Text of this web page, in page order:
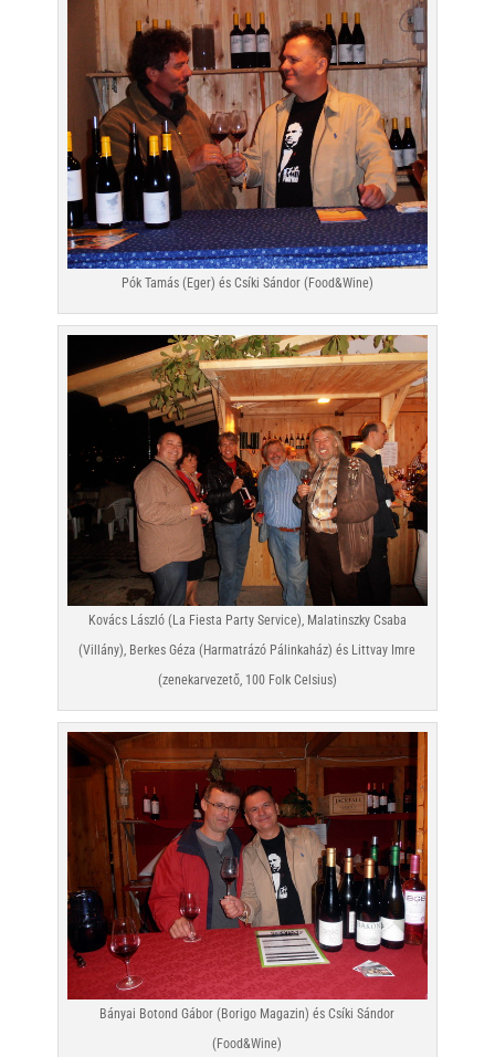
Pók Tamás (Eger) és Csíki Sándor (Food&Wine)
Kovács László (La Fiesta Party Service), Malatinszky Csaba
(Villány), Berkes Géza (Harmatrázó Pálinkaház) és Littvay Imre
(zenekarvezető, 100 Folk Celsius)
Bányai Botond Gábor (Borigo Magazin) és Csíki Sándor
(Food&Wine)